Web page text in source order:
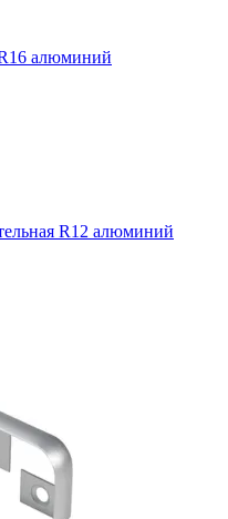
алюминий
R12 алюминий